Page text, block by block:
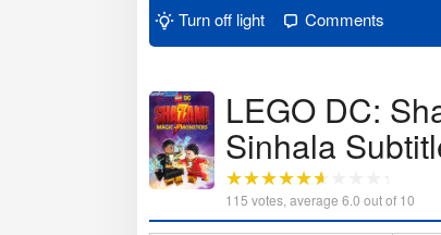
Turn off light Comments
LEGO DC:
Sinhala
115 votes, average 6.0 out of 10